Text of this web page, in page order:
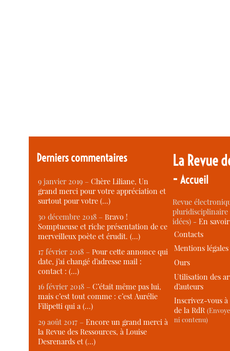
Derniers commentaires
9 janvier 2019 –Chère Liliane, Un
grand merci pour votre appréciation et
surtout pour votre (…)
30 décembre 2018 –Bravo !
Somptueuse et riche présentation de ce
merveilleux poète et érudit. (…)
17 février 2018 –Pour cette annonce qui
date, j’ai changé d’adresse mail :
contact : (…)
16 février 2018 –C’était même pas lui,
mais c’est tout comme : c’est Aurélie
Filipetti qui a (…)
29 août 2017 –Encore un grand merci à
la Revue des Ressources, à Louise
Desrenards et (…)
La Revue
-Accueil
Revue
idées) -En
Contacts
Mentions légales
Ours
Utilisation des
d’auteurs
Inscrivez-vous
de la RdR
ni contenu)